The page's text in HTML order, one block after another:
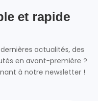
et rapide
actualités, des
en avant-première ?
à notre newsletter !